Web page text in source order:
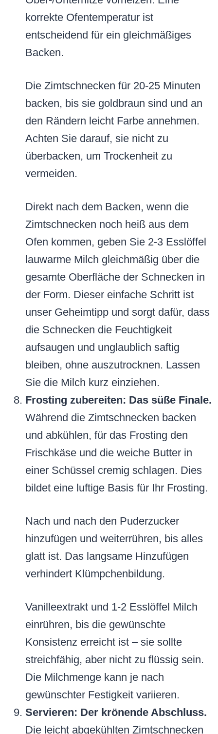
korrekte Ofentemperatur ist
entscheidend für ein gleichmäßiges
Backen.
Die Zimtschnecken für 20-25 Minuten
backen, bis sie goldbraun sind und an
den Rändern leicht Farbe annehmen.
Achten Sie darauf, sie nicht zu
überbacken, um Trockenheit zu
vermeiden.
Direkt nach dem Backen, wenn die
Zimtschnecken noch heiß aus dem
Ofen kommen, geben Sie 2-3 Esslöffel
lauwarme Milch gleichmäßig über die
gesamte Oberfläche der Schnecken in
der Form. Dieser einfache Schritt ist
unser Geheimtipp und sorgt dafür, dass
die Schnecken die Feuchtigkeit
aufsaugen und unglaublich saftig
bleiben, ohne auszutrocknen. Lassen
Sie die Milch kurz einziehen.
Frosting zubereiten: Das süße Finale.
Während die Zimtschnecken backen
und abkühlen, für das Frosting den
Frischkäse und die weiche Butter in
einer Schüssel cremig schlagen. Dies
bildet eine luftige Basis für Ihr Frosting.
Nach und nach den Puderzucker
hinzufügen und weiterrühren, bis alles
glatt ist. Das langsame Hinzufügen
verhindert Klümpchenbildung.
Vanilleextrakt und 1-2 Esslöffel Milch
einrühren, bis die gewünschte
Konsistenz erreicht ist – sie sollte
streichfähig, aber nicht zu flüssig sein.
Die Milchmenge kann je nach
gewünschter Festigkeit variieren.
Servieren: Der krönende Abschluss.
Die leicht abgekühlten Zimtschnecken